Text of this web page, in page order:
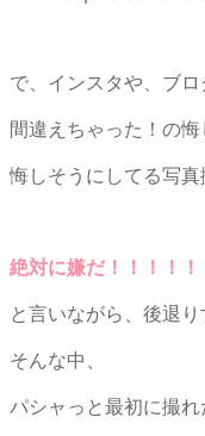
で、インスタや、ブロ
間違えちゃった！の
悔しそうにしてる写真
絶対に嫌だ！！！！！
と言いながら、後退り
そんな中、
パシャっと最初に撮